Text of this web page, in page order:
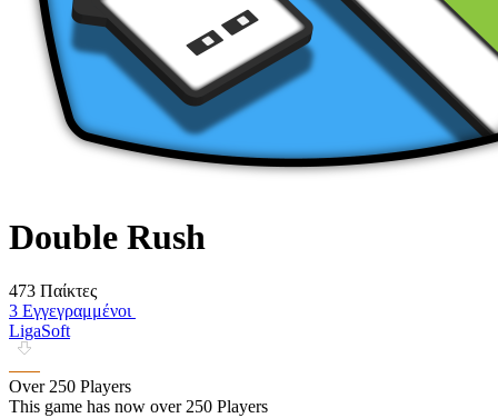
Double Rush
473 Παίκτες
3 Εγγεγραμμένοι
LigaSoft
Over 250 Players
This game has now over 250 Players